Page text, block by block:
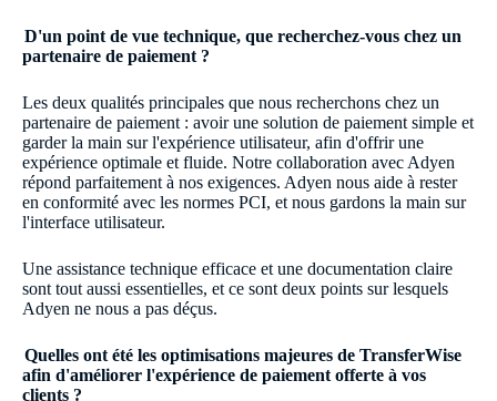
D'un point de vue technique, que recherchez-vous chez un
partenaire de paiement ?
Les deux qualités principales que nous recherchons chez un
partenaire de paiement : avoir une solution de paiement simple et
garder la main sur l'expérience utilisateur, afin d'offrir une
expérience optimale et fluide. Notre collaboration avec Adyen
répond parfaitement à nos exigences. Adyen nous aide à rester
en conformité avec les normes PCI, et nous gardons la main sur
l'interface utilisateur.
Une assistance technique efficace et une documentation claire
sont tout aussi essentielles, et ce sont deux points sur lesquels
Adyen ne nous a pas déçus.
Quelles ont été les optimisations majeures de TransferWise
afin d'améliorer l'expérience de paiement offerte à vos
clients ?